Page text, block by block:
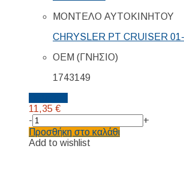
ΜΟΝΤΕΛΟ ΑΥΤΟΚΙΝΗΤΟΥ
CHRYSLER PT CRUISER
ΟΕΜ (ΓΝΗΣΙΟ)
1743149
11,35 €
-
+
Προσθήκη στο καλάθι
Add to wishlist